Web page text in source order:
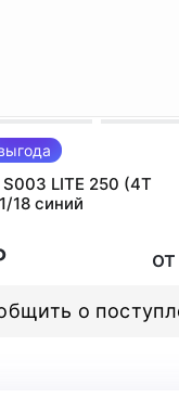
LITE 250 (4T
18 синий
о